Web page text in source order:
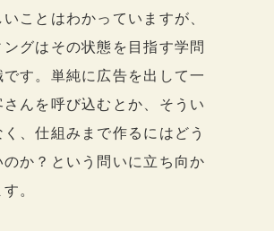
ことはわかっていますが、
グはその状態を目指す学問
です。単純に広告を出して一
さんを呼び込むとか、そうい
く、仕組みまで作るにはどう
か？という問いに立ち向か
。